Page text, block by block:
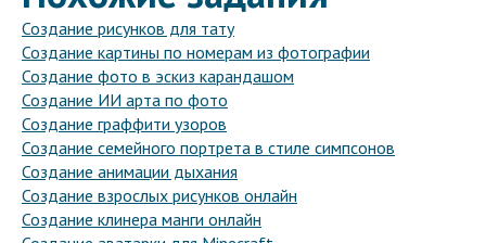
Создание рисунков для тату
Создание картины по номерам из фотографии
Создание фото в эскиз карандашом
Создание ИИ арта по фото
Создание граффити узоров
Создание семейного портрета в стиле симпсонов
Создание анимации дыхания
Создание взрослых рисунков онлайн
Создание клинера манги онлайн